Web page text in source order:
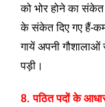
को भोर होने का संकेत
के संकेत दिए गए हैं-
गायें अपनी
पड़ी।
8. पठित पदों के